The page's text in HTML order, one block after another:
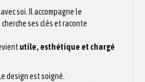
soi. Il accompagne le
ses clés et raconte
utile, esthétique et chargé
design est soigné.